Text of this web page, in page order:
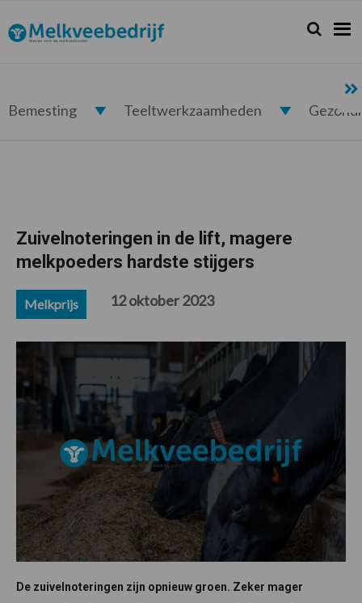
de
hoofdnavigatie
de
hoofd
de
eerste
de
voettekst
Melkveebedrijf.nl Zoeken...
Zoek
Bemesting Teeltwerkzaamheden
Zuivelnoteringen in de lift, magere
melkpoeders hardste stijgers
Melkprijs 12 oktober 2023
De zuivelnoteringen zijn opnieuw groen. Zeker mager